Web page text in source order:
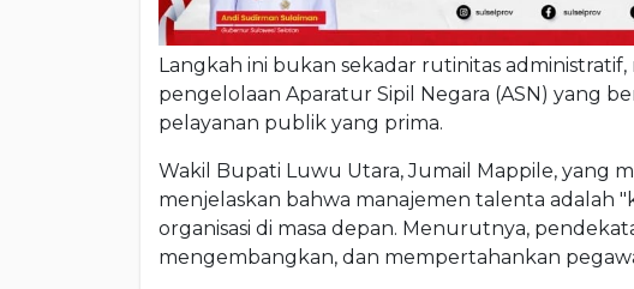
Langkah ini bukan sekadar rutinitas
pengelolaan Aparatur Sipil Negara (ASN) yang
pelayanan publik yang prima.
Wakil Bupati Luwu Utara, Jumail Mappile, yang
menjelaskan bahwa manajemen talenta adalah
organisasi di masa depan. Menurutnya,
mengembangkan, dan mempertahankan